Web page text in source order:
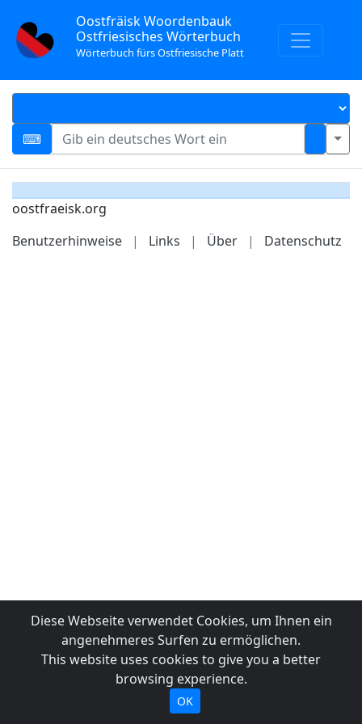
Oostfräisk Woordenbauk
Ostfriesisches Wörterbuch
Wörterbuch fürs Ostfriesische Platt
oostfraeisk.org
Benutzerhinweise
| Links | Über | Datenschutz
Diese Webseite verwendet Cookies, um Ihnen ein
angenehmeres Surfen zu ermöglichen.
This website uses cookies to give you a better
browsing experience.
OK